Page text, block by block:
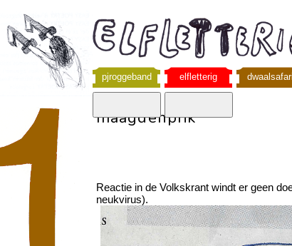
pjroggeband elfletterig dwaalsafari
maagdenprik
Reactie in de Volkskrant windt er geen
neukvirus).